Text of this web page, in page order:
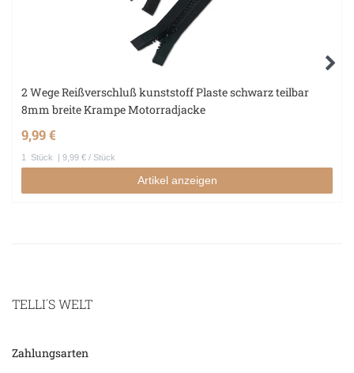
2 Wege Reißverschluß kunststoff Plaste schwarz teilbar
8mm breite Krampe Motorradjacke
9,99 €
1 Stück | 9,99 € / Stück
Artikel anzeigen
TELLI´S WELT
Zahlungsarten